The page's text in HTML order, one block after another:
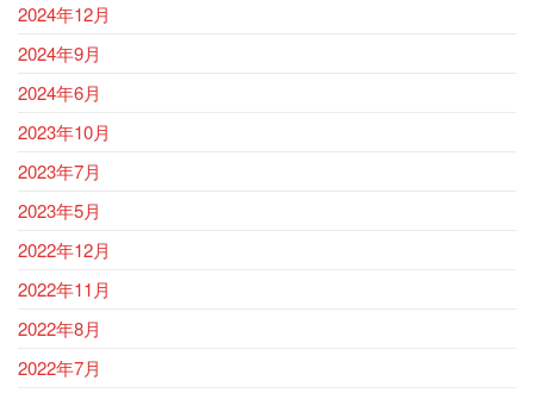
2024年12月
2024年9月
2024年6月
2023年10月
2023年7月
2023年5月
2022年12月
2022年11月
2022年8月
2022年7月